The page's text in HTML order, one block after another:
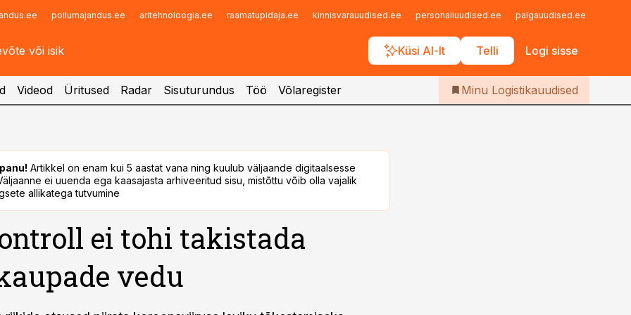
pollumajandus.ee aritehnoloogia.ee raamatupidaja.ee kinnisvarauudised.ee personaliuudised.ee palgauudised.ee
Küsi AI-lt Telli Logi sisse
Infopank
Iseteenindus
Telli Logistikauudised
Videod Üritused Radar Sisuturundus Töö Võlaregister Minu Logistikauudised
Artikkel on enam kui 5 aastat vana ning kuulub väljaande digitaalsesse
ei uuenda ega kaasajasta arhiveeritud sisu, mistõttu võib olla vajalik
allikatega tutvumine
ei tohi takistada
vedu